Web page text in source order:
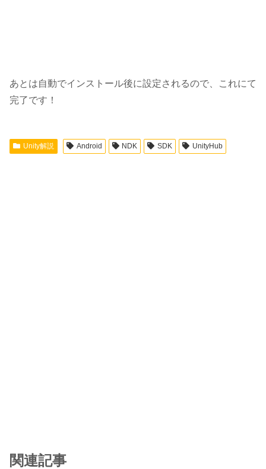
あとは自動でインストール後に設定されるので、これにて
完了です！
Unity解説 Android NDK SDK UnityHub
関連記事